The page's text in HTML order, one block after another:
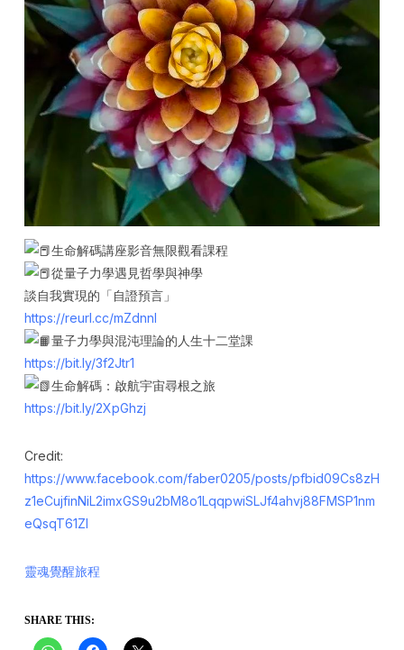
生命解碼講座影音無限觀看課程
從量子力學遇見哲學與神學
談自我實現的「自證預言」
https://reurl.cc/mZdnnl
量子力學與混沌理論的人生十二堂課
https://bit.ly/3f2Jtr1
生命解碼：啟航宇宙尋根之旅
https://bit.ly/2XpGhzj
Credit:
https://www.facebook.com/faber0205/posts/pfbid09Cs8zH
z1eCujfinNiL2imxGS9u2bM8o1LqqpwiSLJf4ahvj88FMSP1nm
eQsqT61Zl
靈魂覺醒旅程
SHARE THIS: